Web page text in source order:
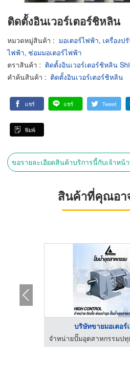
ติดตั้งอินเวอร์เตอร์ชิหลิน
หมวดหมู่สินค้า : มอเตอร์ไฟฟ้า, เครื่องป
ไฟฟ้า, ซ่อมมอเตอร์ไฟฟ้า
ตราสินค้า : ติดตั้งอินเวอร์เตอร์ชิหลิน
คำค้นสินค้า : ติดตั้งอินเวอร์เตอร์ชิหลิน
แชร์ แชร์ Tweet
พิมพ์
ขอรายละเอียดสินค้าบริการนี้กับเจ้าหน้
สินค้าที่คุณอา
บริษัทขายมอเตอร์